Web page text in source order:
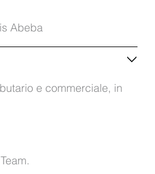
Abeba
e commerciale, in